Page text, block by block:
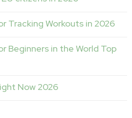
Tracking Workouts in 2026
Beginners in the World Top
Now 2026